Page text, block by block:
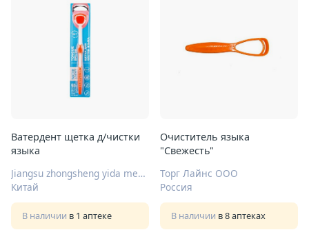
Ватердент щетка д/чистки
языка
Jiangsu zhongsheng yida medical technology Cо
Китай
В наличии в 1 аптеке
Очиститель языка
"Свежесть"
Торг Лайнс ООО
Россия
В наличии в 8 аптеках